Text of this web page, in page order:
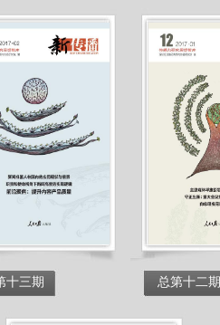
十三期 总第十二期